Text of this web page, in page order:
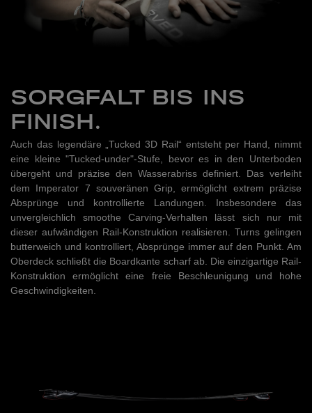
SORGFALT BIS INS
FINISH.
Auch das legendäre „Tucked 3D Rail“ entsteht per Hand, nimmt
eine kleine "Tucked-under"-Stufe, bevor es in den Unterboden
übergeht und präzise den Wasserabriss definiert. Das verleiht
dem Imperator 7 souveränen Grip, ermöglicht extrem präzise
Absprünge und kontrollierte Landungen. Insbesondere das
unvergleichlich smoothe Carving-Verhalten lässt sich nur mit
dieser aufwändigen Rail-Konstruktion realisieren. Turns gelingen
butterweich und kontrolliert, Absprünge immer auf den Punkt. Am
Oberdeck schließt die Boardkante scharf ab. Die einzigartige Rail-
Konstruktion ermöglicht eine freie Beschleunigung und hohe
Geschwindigkeiten.